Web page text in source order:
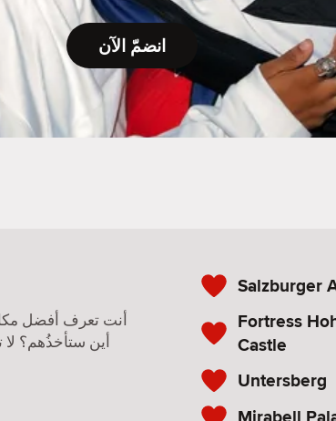
انضمّ الآن
أنت تعرف أفضل
أين ستأخذُهم؟ لا
Salzburger
Fortress
Castle
Untersberg